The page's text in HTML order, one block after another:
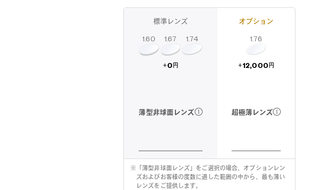
標準レンズ
1.60 1.67 1.74
+0 円
薄型非球面レンズ
オプション
1.76
+12,000 円
超極薄レンズ
※
「薄型非球面レンズ」をご選択の場合、オプションレン
ズおよびお客様の度数に適した範囲の中から、最も薄い
レンズをご提供します。